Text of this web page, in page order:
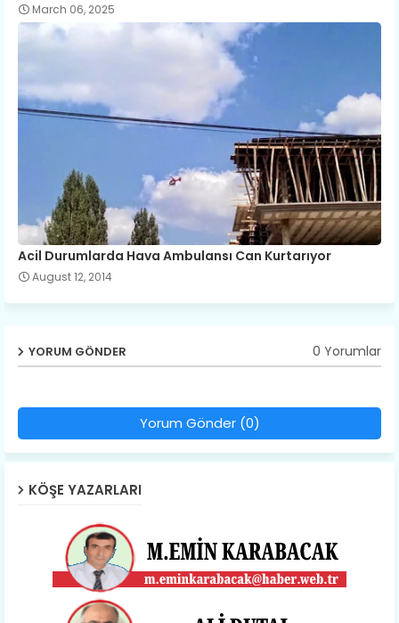
March 06, 2025
Acil Durumlarda Hava Ambulansı Can Kurtarıyor
August 12, 2014
YORUM GÖNDER 0 Yorumlar
Yorum Gönder (0)
KÖŞE YAZARLARI